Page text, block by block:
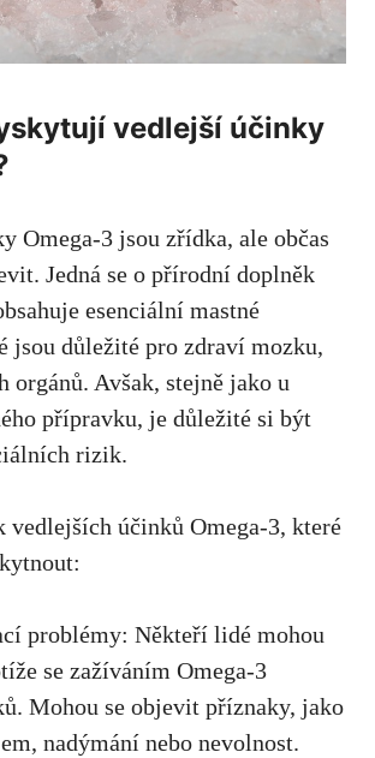
vedlejší účinky
Omega-3 ‍jsou zřídka, ale občas
Jedná se o přírodní doplněk
⁣esenciální mastné
jsou důležité pro zdraví mozku,
orgánů. Avšak, stejně‌ jako u
přípravku, ⁣je důležité ⁤si být
rizik.
vedlejších účinků Omega-3, které
problémy: Někteří ​lidé mohou
se ‌zažíváním Omega-3
Mohou se ⁤objevit příznaky, jako
nadýmání nebo nevolnost.